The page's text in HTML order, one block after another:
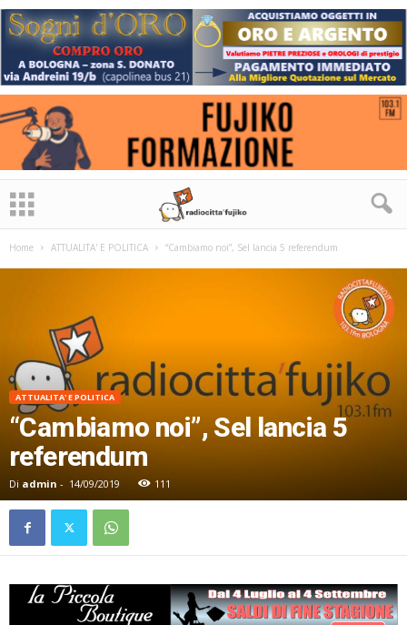
Home ATTUALITA' E POLITICA “Cambiamo noi”, Sel lancia 5 referendum
ATTUALITA' E POLITICA
“Cambiamo noi”, Sel lancia 5
referendum
Di admin - 14/09/2019 111